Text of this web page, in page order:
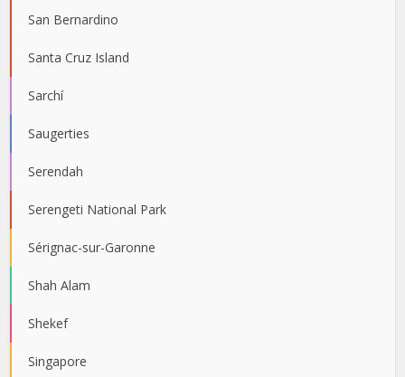
San Bernardino
Santa Cruz Island
Sarchí
Saugerties
Serendah
Serengeti National Park
Sérignac-sur-Garonne
Shah Alam
Shekef
Singapore